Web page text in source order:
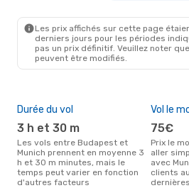
Les prix affichés sur cette page
derniers jours pour les périodes
pas un prix définitif. Veuillez noter
peuvent être modifiés.
Durée du vol
3 h et 30 m
Les vols entre Budapest et
Munich prennent en moyenne 3
h et 30 m minutes, mais le
temps peut varier en fonction
d'autres facteurs
Vol le
75€
Prix le moins cher pour un vol
aller
avec
clients